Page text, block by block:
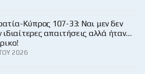
Κύπρος 107-33: Ναι μεν δεν
απαιτήσεις αλλά ήταν…
2026